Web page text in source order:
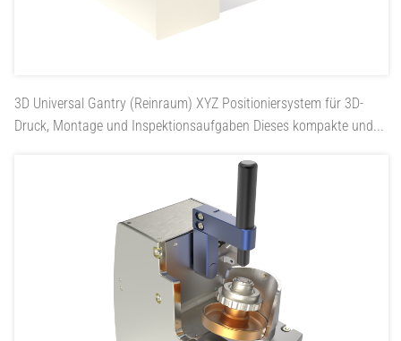
3D Universal Gantry (Reinraum) XYZ Positioniersystem für 3D-
Druck, Montage und Inspektionsaufgaben Dieses kompakte und...